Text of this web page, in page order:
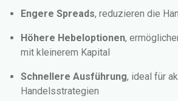
Engere Spreads, reduzieren die
Höhere Hebeloptionen,
mit kleinerem Kapital
Schnellere Ausführung, ideal für
Handelsstrategien